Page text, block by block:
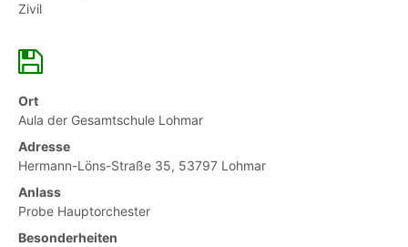
Zivil
Ort
Aula der Gesamtschule Lohmar
Adresse
Hermann-Löns-Straße 35, 53797 Lohmar
Anlass
Probe Hauptorchester
Besonderheiten